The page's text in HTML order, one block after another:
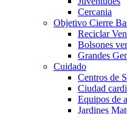
Cercania
Objetivo Cierre
Reciclar
Bolsones
Grandes
Cuidado
Centros de
Ciudad
Equipos de
Jardines